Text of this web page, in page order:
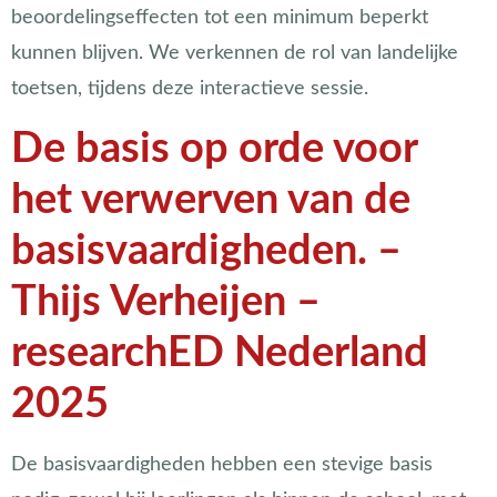
beoordelingseffecten tot een minimum beperkt
kunnen blijven. We verkennen de rol van landelijke
toetsen, tijdens deze interactieve sessie.
De basis op orde voor
het verwerven van de
basisvaardigheden. –
Thijs Verheijen –
researchED Nederland
2025
De basisvaardigheden hebben een stevige basis